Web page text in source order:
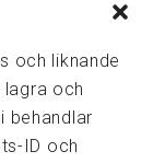
och liknande
lagra och
behandlar
ID och